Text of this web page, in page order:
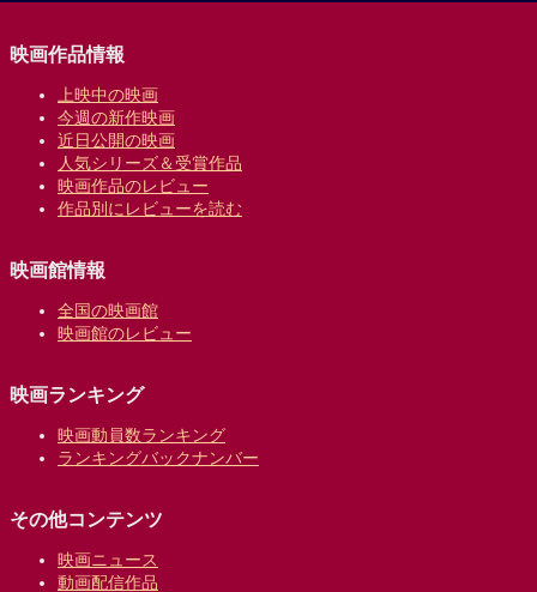
映画作品情報
上映中の映画
今週の新作映画
近日公開の映画
人気シリーズ＆受賞作品
映画作品のレビュー
作品別にレビューを読む
映画館情報
全国の映画館
映画館のレビュー
映画ランキング
映画動員数ランキング
ランキングバックナンバー
その他コンテンツ
映画ニュース
動画配信作品